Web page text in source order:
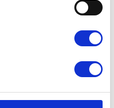
lisäksi kaikki
haun ottelun